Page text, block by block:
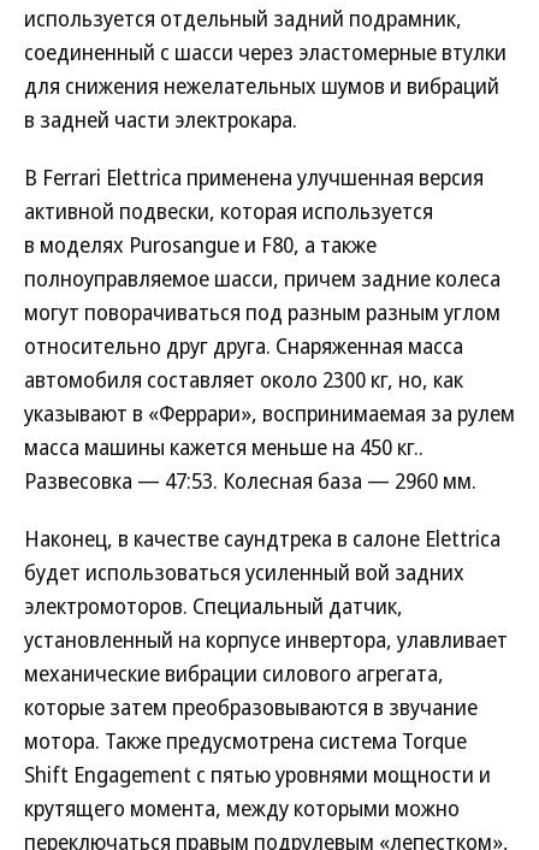
используется отдельный задний подрамник,
соединенный с шасси через эластомерные втулки
для снижения нежелательных шумов и вибраций
в задней части электрокара.
В Ferrari Elettrica применена улучшенная версия
активной подвески, которая используется
в моделях Purosangue и F80, а также
полноуправляемое шасси, причем задние колеса
могут поворачиваться под разным разным углом
относительно друг друга. Снаряженная масса
автомобиля составляет около 2300 кг, но, как
указывают в «Феррари», воспринимаемая за рулем
масса машины кажется меньше на 450 кг..
Развесовка — 47:53. Колесная база — 2960 мм.
Наконец, в качестве саундтрека в салоне Elettrica
будет использоваться усиленный вой задних
электромоторов. Специальный датчик,
установленный на корпусе инвертора, улавливает
механические вибрации силового агрегата,
которые затем преобразовываются в звучание
мотора. Также предусмотрена система Torque
Shift Engagement с пятью уровнями мощности и
крутящего момента, между которыми можно
переключаться правым подрулевым «лепестком»,